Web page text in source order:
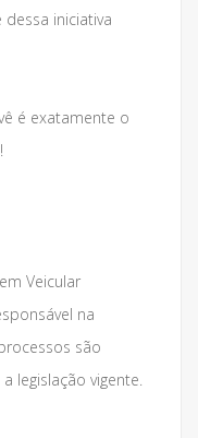
iniciativa
é exatamente o
Veicular
na
são
legislação vigente.